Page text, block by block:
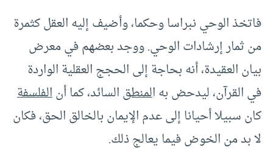
فاتخذ الوحي نبراسا وحكما، وأضيف إليه العقل كثمرة
من ثمار إرشادات الوحي. ووجد بعضهم في معرض
بيان العقيدة، أنه بحاجة إلى الحجج العقلية الواردة
في القرآن، ليدحض به المنطقالسائد، كما أنالفلسفة
كان سبيلا أحيانا إلى عدم الإيمان بالخالق الحق، فكان
لا بد من الخوض فيما يعالج ذلك.